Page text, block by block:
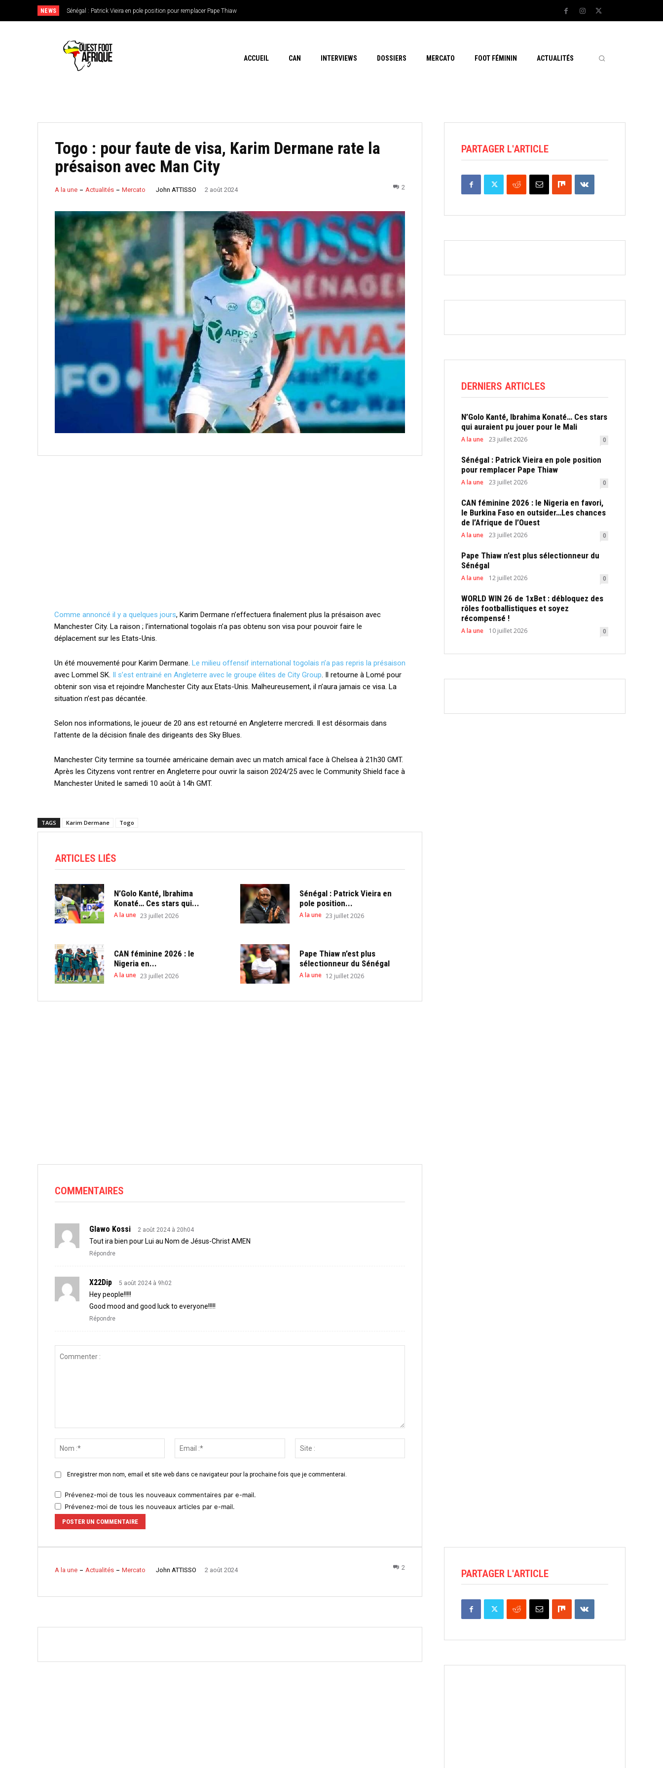
NEWS Sénégal : Patrick Vieira en pole position pour remplacer Pape Thiaw
CAN féminine 2026 : le Nigeria en favori, le Burkina Faso en outsider…Les chances de l’Afrique
de l’Ouest
ACCUEIL CAN INTERVIEWS DOSSIERS MERCATO FOOT FÉMININ ACTUALITÉS
Togo : pour faute de visa, Karim Dermane rate la
présaison avec Man City
A la une Actualités Mercato John ATTISSO 2 août 2024 2
Comme annoncé il y a quelques jours, Karim Dermane n’effectuera finalement plus la présaison avec
Manchester City. La raison ; l’international togolais n’a pas obtenu son visa pour pouvoir faire le
déplacement sur les Etats-Unis.
Un été mouvementé pour Karim Dermane. Le milieu offensif international togolais n’a pas repris la présaison
avec Lommel SK. Il s’est entrainé en Angleterre avec le groupe élites de City Group. Il retourne à Lomé pour
obtenir son visa et rejoindre Manchester City aux Etats-Unis. Malheureusement, il n’aura jamais ce visa. La
situation n’est pas décantée.
Selon nos informations, le joueur de 20 ans est retourné en Angleterre mercredi. Il est désormais dans
l’attente de la décision finale des dirigeants des Sky Blues.
Manchester City termine sa tournée américaine demain avec un match amical face à Chelsea à 21h30 GMT.
Après les Cityzens vont rentrer en Angleterre pour ouvrir la saison 2024/25 avec le Community Shield face à
Manchester United le samedi 10 août à 14h GMT.
TAGS Karim Dermane Togo
ARTICLES LIÉS
N’Golo Kanté, Ibrahima
Konaté… Ces stars qui...
A la une 23 juillet 2026
Sénégal : Patrick Vieira en
pole position...
A la une 23 juillet 2026
CAN féminine 2026 : le
Nigeria en...
A la une 23 juillet 2026
Pape Thiaw n’est plus
sélectionneur du Sénégal
A la une 12 juillet 2026
COMMENTAIRES
Glawo Kossi 2 août 2024 à 20h04
Tout ira bien pour Lui au Nom de Jésus-Christ AMEN
Répondre
X22Dip 5 août 2024 à 9h02
Hey people!!!!!
Good mood and good luck to everyone!!!!!
Répondre
Enregistrer mon nom, email et site web dans ce navigateur pour la prochaine fois que je commenterai.
Prévenez-moi de tous les nouveaux commentaires par e-mail.
Prévenez-moi de tous les nouveaux articles par e-mail.
PARTAGER L'ARTICLE
DERNIERS ARTICLES
N’Golo Kanté, Ibrahima Konaté… Ces stars
qui auraient pu jouer pour le Mali
A la une 23 juillet 2026 0
Sénégal : Patrick Vieira en pole position
pour remplacer Pape Thiaw
A la une 23 juillet 2026 0
CAN féminine 2026 : le Nigeria en favori,
le Burkina Faso en outsider…Les chances
de l’Afrique de l’Ouest
A la une 23 juillet 2026 0
Pape Thiaw n’est plus sélectionneur du
Sénégal
A la une 12 juillet 2026 0
WORLD WIN 26 de 1xBet : débloquez des
rôles footballistiques et soyez
récompensé !
A la une 10 juillet 2026 0
A la une Actualités Mercato John ATTISSO 2 août 2024 2
PARTAGER L'ARTICLE